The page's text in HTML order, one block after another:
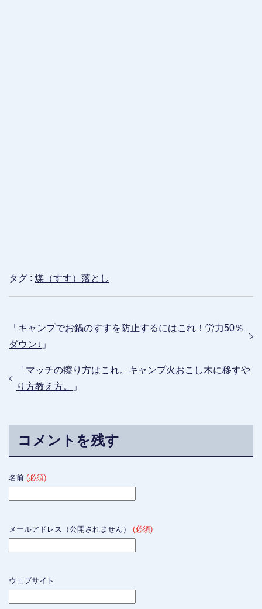
タグ : 煤（すす）落とし
「 キャンプでお鍋のすすを防止するにはこれ！労力50％
ダウン↓ 」
「 マッチの擦り方はこれ。キャンプ火おこし木に移すや
り方教え方。
」
コメントを残す
名前 (必須)
メールアドレス（公開されません） (必須)
ウェブサイト